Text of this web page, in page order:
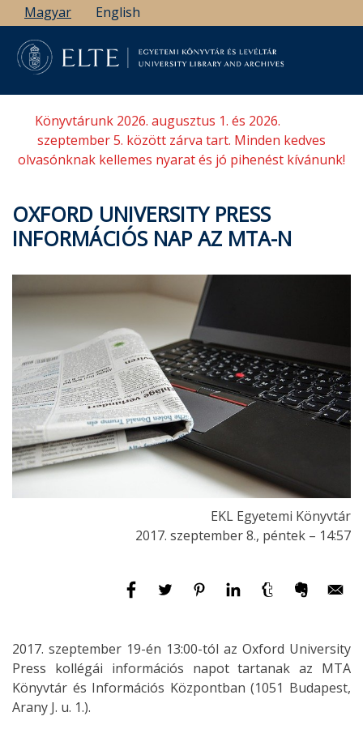
Ugrás
a
tartalomra
Magyar English
Könyvtárunk 2026. augusztus 1. és 2026.
szeptember 5. között zárva tart. Minden kedves
olvasónknak kellemes nyarat és jó pihenést kívánunk!
OXFORD UNIVERSITY PRESS
INFORMÁCIÓS NAP AZ MTA-N
EKL Egyetemi Könyvtár
2017. szeptember 8., péntek – 14:57
2017. szeptember 19-én 13:00-tól az Oxford University
Press kollégái információs napot tartanak az MTA
Könyvtár és Információs Központban (1051 Budapest,
Arany J. u. 1.).